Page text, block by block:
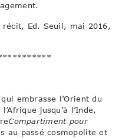
Ed. Seuil, mai 2016,
embrasse l’Orient du
jusqu’à l’Inde,
Compartiment pour
au passé cosmopolite et